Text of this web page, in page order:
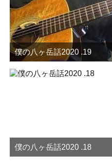
僕の八ヶ岳話2020 .19
僕の八ヶ岳話2020 .18